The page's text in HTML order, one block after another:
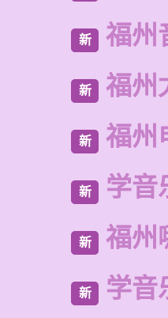
新 福州
新 福州
新 福州
新 学音
新 福州
新 学音